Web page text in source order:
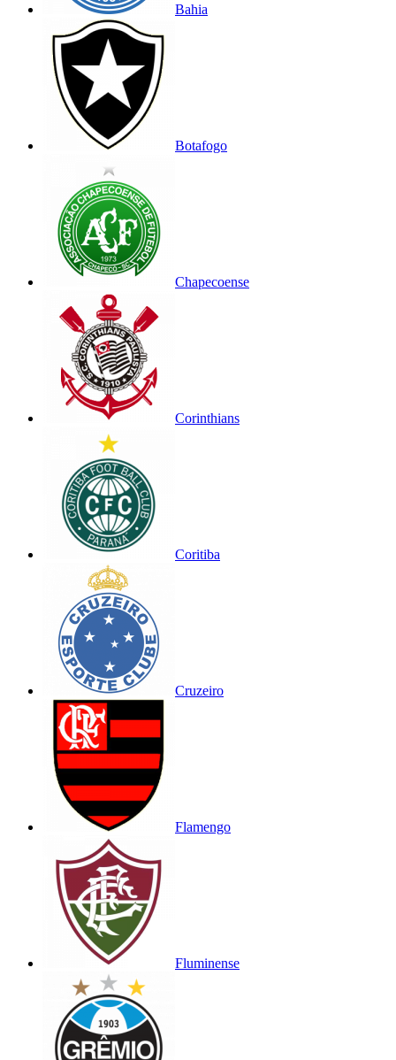
Bahia
Botafogo
Chapecoense
Corinthians
Coritiba
Cruzeiro
Flamengo
Fluminense